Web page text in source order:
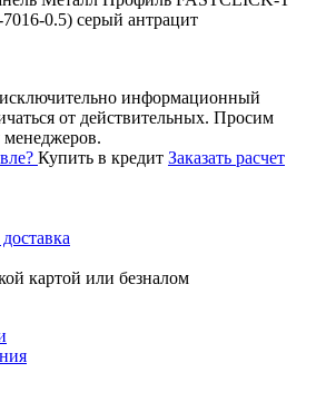
информационный
от действительных. Просим
менеджеров.
Купить в кредит Заказать расчет
картой или безналом